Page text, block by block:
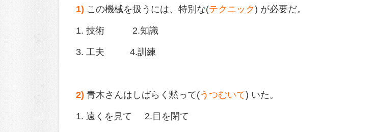
1) この機械を扱うには、特別な(テクニック) が必要だ。
1. 技術 2.知識
3. 工夫 4.訓練
2) 青木さんはしばらく黙って(うつむいて) いた。
1. 遠くを見て 2.目を閉て